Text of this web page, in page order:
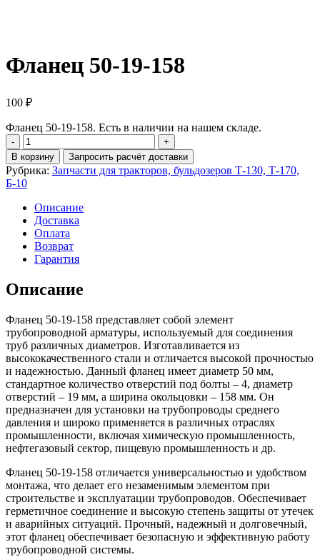
Фланец 50-19-158
100 ₽
Фланец 50-19-158. Есть в наличии на нашем складе.
Количество
Фланец
50-
19-
158
В корзину Запросить расчёт доставки
Рубрика: Запчасти для тракторов, бульдозеров Т-130, Т-170,
Б-10
Описание
Доставка
Оплата
Возврат
Гарантия
Описание
Фланец 50-19-158 представляет собой элемент
трубопроводной арматуры, используемый для соединения
труб различных диаметров. Изготавливается из
высококачественного стали и отличается высокой прочностью
и надежностью. Данный фланец имеет диаметр 50 мм,
стандартное количество отверстий под болты – 4, диаметр
отверстий – 19 мм, а ширина окольцовки – 158 мм. Он
предназначен для установки на трубопроводы среднего
давления и широко применяется в различных отраслях
промышленности, включая химическую промышленность,
нефтегазовый сектор, пищевую промышленность и др.
Фланец 50-19-158 отличается универсальностью и удобством
монтажа, что делает его незаменимым элементом при
строительстве и эксплуатации трубопроводов. Обеспечивает
герметичное соединение и высокую степень защиты от утечек
и аварийных ситуаций. Прочный, надежный и долговечный,
этот фланец обеспечивает безопасную и эффективную работу
трубопроводной системы.